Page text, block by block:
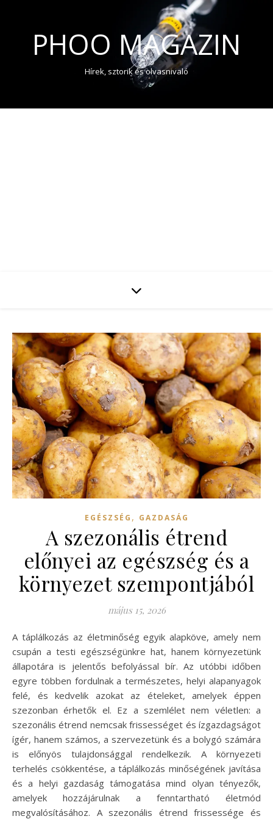
PHOO MAGAZIN
Hírek, sztorik és olvasnivaló
EGÉSZSÉG , GAZDASÁG
A szezonális étrend
előnyei az egészség és a
környezet szempontjából
május 15, 2026
A táplálkozás az életminőség egyik alapköve, amely nem
csupán a testi egészségünkre hat, hanem környezetünk
állapotára is jelentős befolyással bír. Az utóbbi időben
egyre többen fordulnak a természetes, helyi alapanyagok
felé, és kedvelik azokat az ételeket, amelyek éppen
szezonban érhetők el. Ez a szemlélet nem véletlen: a
szezonális étrend nemcsak frissességet és ízgazdagságot
ígér, hanem számos, a szervezetünk és a bolygó számára
is előnyös tulajdonsággal rendelkezik. A környezeti
terhelés csökkentése, a táplálkozás minőségének javítása
és a helyi gazdaság támogatása mind olyan tényezők,
amelyek hozzájárulnak a fenntartható életmód
megvalósításához. A szezonális étrend frissessége és